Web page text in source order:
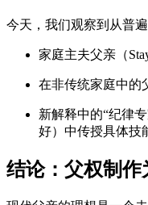
今天，我们观察到从普
家庭主夫父亲（
在非传统家庭中的
新解释中的“纪律专
好）中传授具体技
结论：父权制作